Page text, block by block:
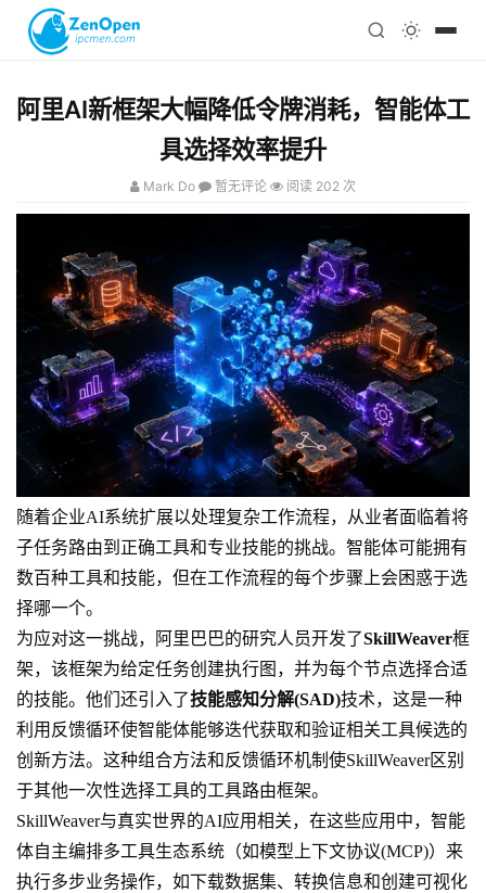
科技
心理
注册
阿里AI新框架大幅降低令牌消耗，智能体工
具选择效率提升
Mark Do 暂无评论 阅读 202 次
随着企业AI系统扩展以处理复杂工作流程，从业者面临着将
子任务路由到正确工具和专业技能的挑战。智能体可能拥有
数百种工具和技能，但在工作流程的每个步骤上会困惑于选
择哪一个。
为应对这一挑战，阿里巴巴的研究人员开发了SkillWeaver框
架，该框架为给定任务创建执行图，并为每个节点选择合适
的技能。他们还引入了技能感知分解(SAD)技术，这是一种
利用反馈循环使智能体能够迭代获取和验证相关工具候选的
创新方法。这种组合方法和反馈循环机制使SkillWeaver区别
于其他一次性选择工具的工具路由框架。
SkillWeaver与真实世界的AI应用相关，在这些应用中，智能
体自主编排多工具生态系统（如模型上下文协议(MCP)）来
执行多步业务操作，如下载数据集、转换信息和创建可视化